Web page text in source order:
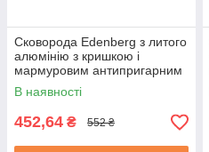
Сковорода Edenberg з литого
алюмінію з кришкою і
мармуровим антипригарним
покриттям 18 см (EB-7451)
В наявності
452,64 ₴ 552 ₴